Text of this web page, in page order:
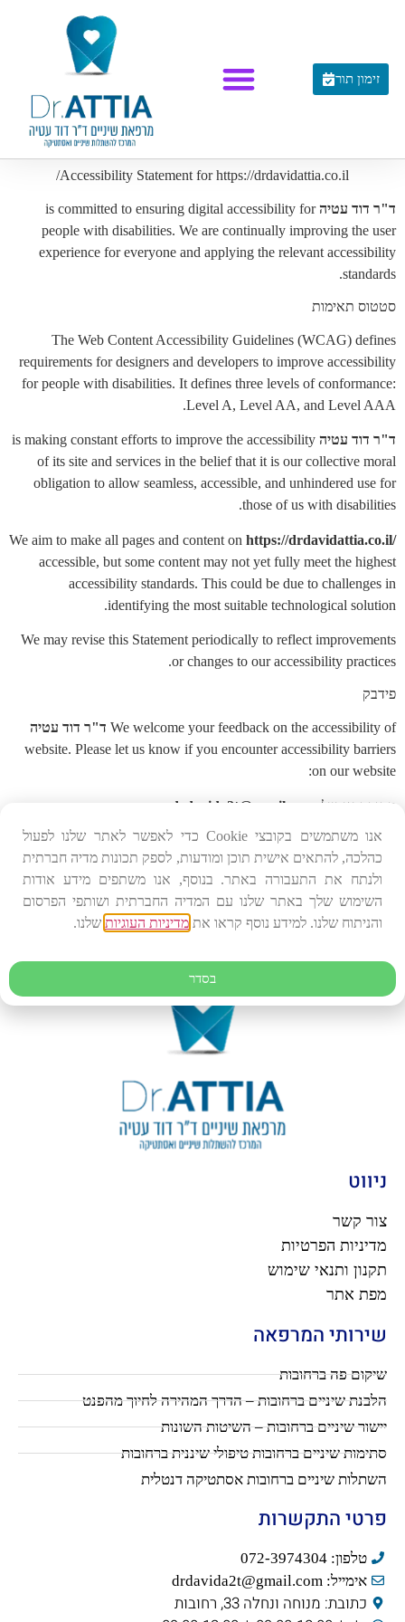
זימון תור
Accessibility Statement for https://drdavidattia.co.il/
ד"ר דוד עטיה is committed to ensuring digital accessibility for
people with disabilities. We are continually improving the user
experience for everyone and applying the relevant accessibility
standards.
סטטוס תאימות
The Web Content Accessibility Guidelines (WCAG) defines
requirements for designers and developers to improve accessibility
for people with disabilities. It defines three levels of conformance:
Level A, Level AA, and Level AAA.
ד"ר דוד עטיה is making constant efforts to improve the accessibility
of its site and services in the belief that it is our collective moral
obligation to allow seamless, accessible, and unhindered use for
those of us with disabilities.
We aim to make all pages and content on https://drdavidattia.co.il/
accessible, but some content may not yet fully meet the highest
accessibility standards. This could be due to challenges in
identifying the most suitable technological solution.
We may revise this Statement periodically to reflect improvements
or changes to our accessibility practices.
פידבק
We welcome your feedback on the accessibility of ד"ר דוד עטיה
website. Please let us know if you encounter accessibility barriers
on our website:
כתובת אימייל: drdavida2t@gmail.com
We try to respond to feedback within 3–5 business days.
This statement was created on 4/7/2026.
ניווט
צור קשר
מדיניות הפרטיות
תקנון ותנאי שימוש
מפת אתר
שירותי המרפאה
שיקום פה ברחובות
הלבנת שיניים ברחובות – הדרך המהירה לחיוך מהפנט
יישור שיניים ברחובות – השיטות השונות
סתימות שיניים ברחובות טיפולי שיננית ברחובות
השתלות שיניים ברחובות אסתטיקה דנטלית
פרטי התקשרות
טלפון: 072-3974304
אימייל: drdavida2t@gmail.com
כתובת: מנוחה ונחלה 33, רחובות
אנו משתמשים בקובצי Cookie כדי לאפשר לאתר שלנו לפעול
כהלכה, להתאים אישית תוכן ומודעות, לספק תכונות מדיה חברתית
ולנתח את התעבורה באתר. בנוסף, אנו משתפים מידע אודות
השימוש שלך באתר שלנו עם המדיה החברתית ושותפי הפרסום
והניתוח שלנו. למידע נוסף קראו את מדיניות העוגיות שלנו.
בסדר